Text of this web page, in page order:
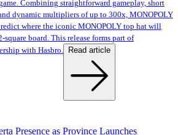
Combining straightforward gameplay, short
dynamic multipliers of up to 300x, MONOPOLY
where the iconic MONOPOLY top hat will
square board. This release forms part of
with Hasbro.
Read article
Presence as Province Launches